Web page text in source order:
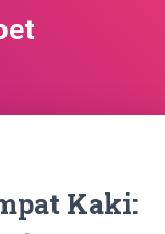
Kaki: